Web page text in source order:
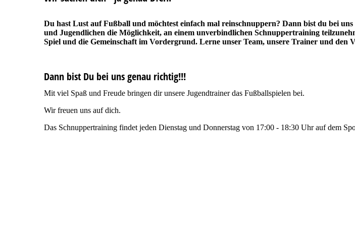
Du hast Lust auf Fußball und möchtest einfach mal reinschnuppern? Dann bist du bei
und Jugendlichen die Möglichkeit, an einem unverbindlichen Schnuppertraining
Spiel und die Gemeinschaft im Vordergrund. Lerne unser Team, unsere Trainer und den
Dann bist Du bei uns genau richtig!!!
Mit viel Spaß und Freude bringen dir unsere Jugendtrainer das Fußballspielen bei.
Wir freuen uns auf dich.
Das Schnuppertraining findet jeden Dienstag und Donnerstag von 17:00 - 18:30 Uhr auf dem